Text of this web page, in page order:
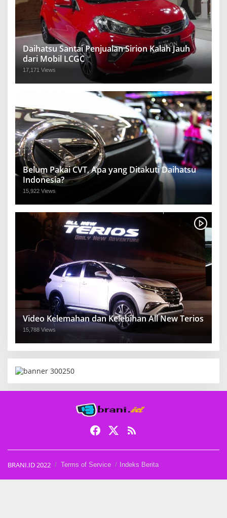
Daihatsu Santai Penjualan Sirion Kalah Jauh
dari Mobil LCGC
17,171 Views
Belum Pakai CVT, Apa yang Ditakuti Daihatsu
Indonesia?
15,922 Views
Video Kelemahan dan Kelebihan All New Terios
15,788 Views
BRANI.ID 2022 Terms of Service Indeks Berita